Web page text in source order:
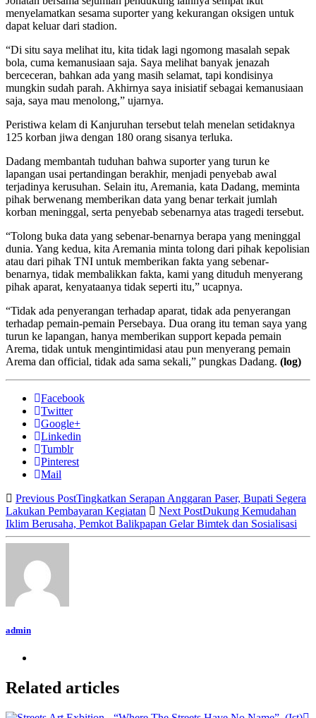
menyelamatkan sesama suporter yang kekurangan oksigen untuk
dapat keluar dari stadion.
“Di situ saya melihat itu, kita tidak lagi ngomong masalah sepak
bola, cuma kemanusiaan saja. Saya melihat banyak jenazah
berceceran, bahkan ada yang masih selamat, tapi kondisinya
mungkin sudah parah. Akhirnya saya inisiatif sebagai kemanusiaan
saja, saya mau menolong,” ujarnya.
Peristiwa kelam di Kanjuruhan tersebut telah menelan setidaknya
125 korban jiwa dengan 180 orang sisanya terluka.
Dadang membantah tuduhan bahwa suporter yang turun ke
lapangan usai pertandingan berakhir, menjadi penyebab awal
terjadinya kerusuhan. Selain itu, Aremania, kata Dadang, meminta
pihak berwenang memberikan data yang benar terkait jumlah
korban meninggal, serta penyebab sebenarnya atas tragedi tersebut.
“Tolong buka data yang sebenar-benarnya berapa yang meninggal
dunia. Yang kedua, kita Aremania minta tolong dari pihak kepolisian
atau dari pihak TNI untuk memberikan fakta yang sebenar-
benarnya, tidak membalikkan fakta, kami yang dituduh menyerang
pihak aparat, kenyataanya tidak seperti itu,” ucapnya.
“Tidak ada penyerangan terhadap aparat, tidak ada penyerangan
terhadap pemain-pemain Persebaya. Dua orang itu teman saya yang
turun ke lapangan, hanya memberikan support kepada pemain
Arema, tidak untuk mengintimidasi atau pun menyerang pemain
Arema dan official, tidak ada sama sekali,” pungkas Dadang. (log)
Facebook
Twitter
Google+
Linkedin
Tumblr
Pinterest
Mail
Previous PostTingkatkan Serapan Anggaran Paser, Bupati Segera
Lakukan Pembayaran Kegiatan
Next PostDukung Kemudahan
Iklim Berusaha, Pemkot Balikpapan Gelar Bimtek dan Sosialisasi
admin
Related articles